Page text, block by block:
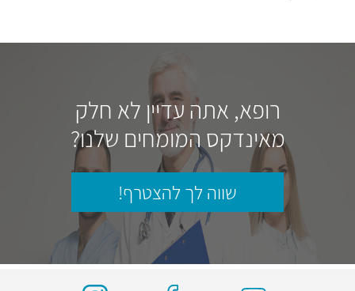
רופא, אתה עדיין לא חלק
מאינדקס המומחים שלנו?
שווה לך להצטרף!